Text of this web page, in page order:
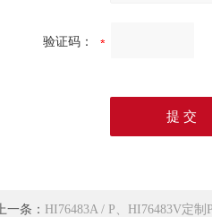
验证码：
上一条： HI76483A / P、HI76483V定制